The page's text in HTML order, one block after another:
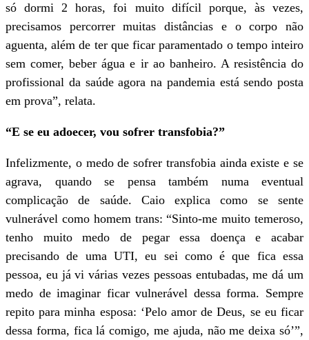
só dormi 2 horas, foi muito difícil porque, às vezes,
precisamos percorrer muitas distâncias e o corpo não
aguenta, além de ter que ficar paramentado o tempo inteiro
sem comer, beber água e ir ao banheiro. A resistência do
profissional da saúde agora na pandemia está sendo posta
em prova”, relata.
“E se eu adoecer, vou sofrer transfobia?”
Infelizmente, o medo de sofrer transfobia ainda existe e se
agrava, quando se pensa também numa eventual
complicação de saúde. Caio explica como se sente
vulnerável como homem trans: “Sinto-me muito temeroso,
tenho muito medo de pegar essa doença e acabar
precisando de uma UTI, eu sei como é que fica essa
pessoa, eu já vi várias vezes pessoas entubadas, me dá um
medo de imaginar ficar vulnerável dessa forma. Sempre
repito para minha esposa: ‘Pelo amor de Deus, se eu ficar
dessa forma, fica lá comigo, me ajuda, não me deixa só’”,